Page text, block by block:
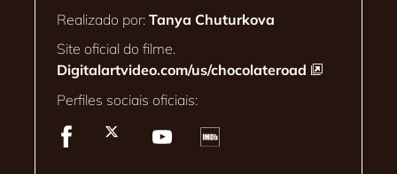
Realizado por: Tanya Chuturkova
Site oficial do filme.
Digitalartvideo.com/us/chocolateroad
Perfiles sociais oficiais: